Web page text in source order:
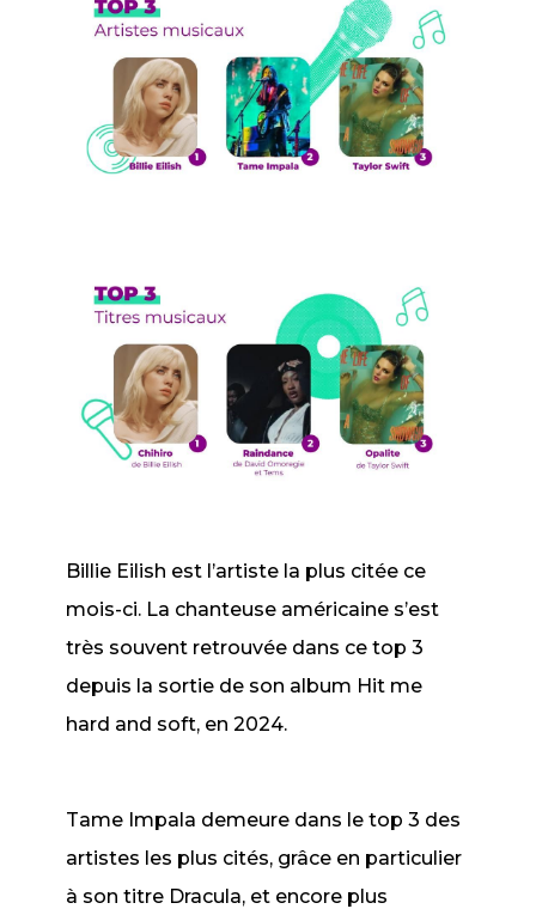
Billie Eilish est l’artiste la plus citée ce
mois-ci. La chanteuse américaine s’est
très souvent retrouvée dans ce top 3
depuis la sortie de son album Hit me
hard and soft, en 2024.
Tame Impala demeure dans le top 3 des
artistes les plus cités, grâce en particulier
à son titre Dracula, et encore plus